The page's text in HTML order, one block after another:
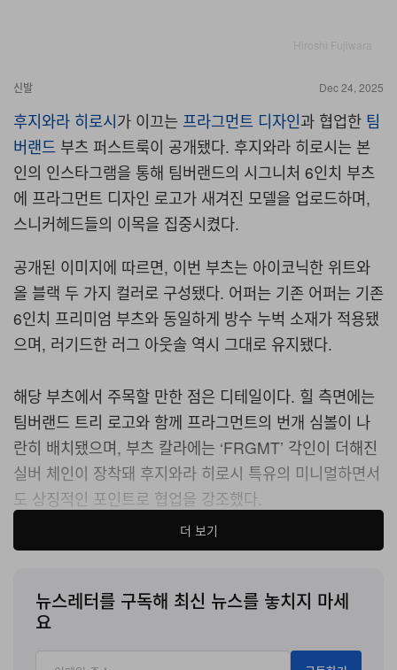
신발 Dec 24, 2025
후지와라 히로시가 이끄는 프라그먼트 디자인과 협업한 팀
버랜드 부츠 퍼스트룩이 공개됐다. 후지와라 히로시는 본
인의 인스타그램을 통해 팀버랜드의 시그니처 6인치 부츠
에 프라그먼트 디자인 로고가 새겨진 모델을 업로드하며,
스니커헤드들의 이목을 집중시켰다.
공개된 이미지에 따르면, 이번 부츠는 아이코닉한 위트와
올 블랙 두 가지 컬러로 구성됐다. 어퍼는 기존 어퍼는 기존
6인치 프리미엄 부츠와 동일하게 방수 누벅 소재가 적용됐
으며, 러기드한 러그 아웃솔 역시 그대로 유지됐다.
해당 부츠에서 주목할 만한 점은 디테일이다. 힐 측면에는
팀버랜드 트리 로고와 함께 프라그먼트의 번개 심볼이 나
란히 배치됐으며, 부츠 칼라에는 ‘FRGMT’ 각인이 더해진
실버 체인이 장착돼 후지와라 히로시 특유의 미니멀하면서
도 상징적인 포인트로 협업을 강조했다.
후지와라 히로시의 프라그먼트 디자인
업데이트될 전망이다.
더 보기
뉴스레터를 구독해 최신 뉴스를 놓치지 마세
요